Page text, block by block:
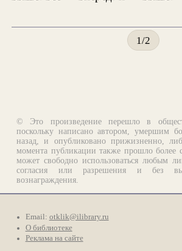
1/2
© Это произведение перешло в
поскольку написано автором, умершим
назад, и опубликовано прижизненно,
момента публикации также прошло более
может свободно использоваться любым
согласия или разрешения и без
вознаграждения.
Email: otklik@ilibrary.ru
О библиотеке
Реклама на сайте